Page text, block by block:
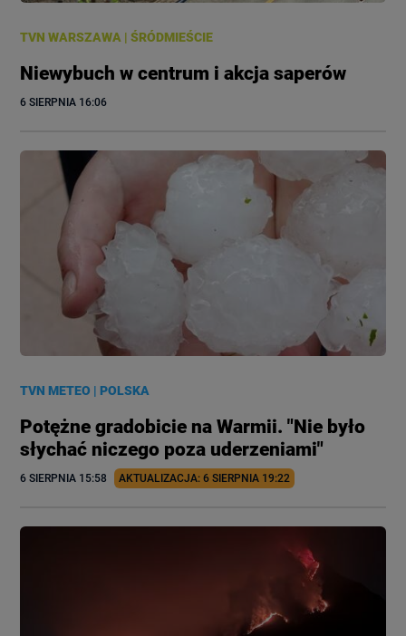
TVN WARSZAWA |ŚRÓDMIEŚCIE
Niewybuch w centrum i akcja saperów
6 SIERPNIA 16:06
TVN METEO |POLSKA
Potężne gradobicie na Warmii. "Nie było
słychać niczego poza uderzeniami"
6 SIERPNIA 15:58 AKTUALIZACJA: 6 SIERPNIA 19:22